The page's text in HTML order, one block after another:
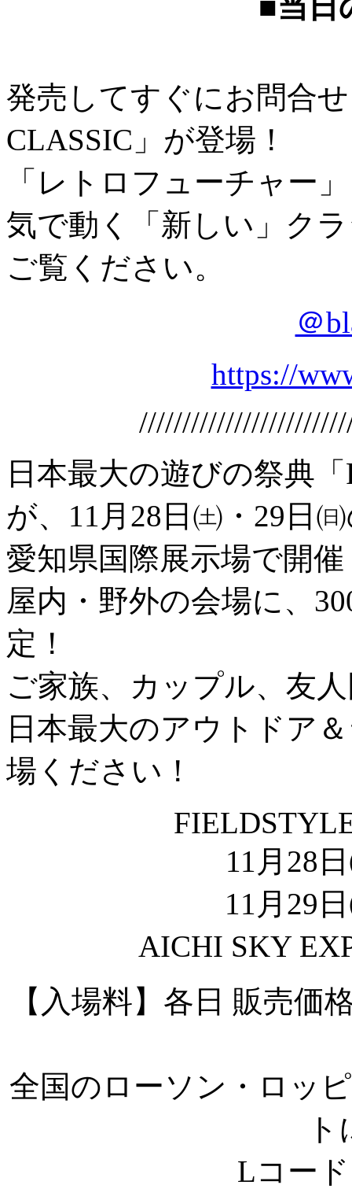
発売してすぐにお問合
CLASSIC」が登場！
「レトロフューチャー
気で動く「新しい」ク
ご覧ください。
＠
https://
日本最大の遊びの祭典
が、11月28日㈯・29日
愛知県国際展示場で開催
屋内・野外の会場に、
定！
ご家族、カップル、友
日本最大のアウトドア
場ください！
11月28
11月29
AICHI SKY
【入場料】各日 販売
全国のローソン・ロッ
Lコー